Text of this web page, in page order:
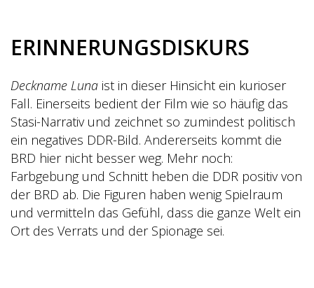
ERINNERUNGSDISKURS
Deckname Luna ist in dieser Hinsicht ein kurioser
Fall. Einerseits bedient der Film wie so häufig das
Stasi-Narrativ und zeichnet so zumindest politisch
ein negatives DDR-Bild. Andererseits kommt die
BRD hier nicht besser weg. Mehr noch:
Farbgebung und Schnitt heben die DDR positiv von
der BRD ab. Die Figuren haben wenig Spielraum
und vermitteln das Gefühl, dass die ganze Welt ein
Ort des Verrats und der Spionage sei.